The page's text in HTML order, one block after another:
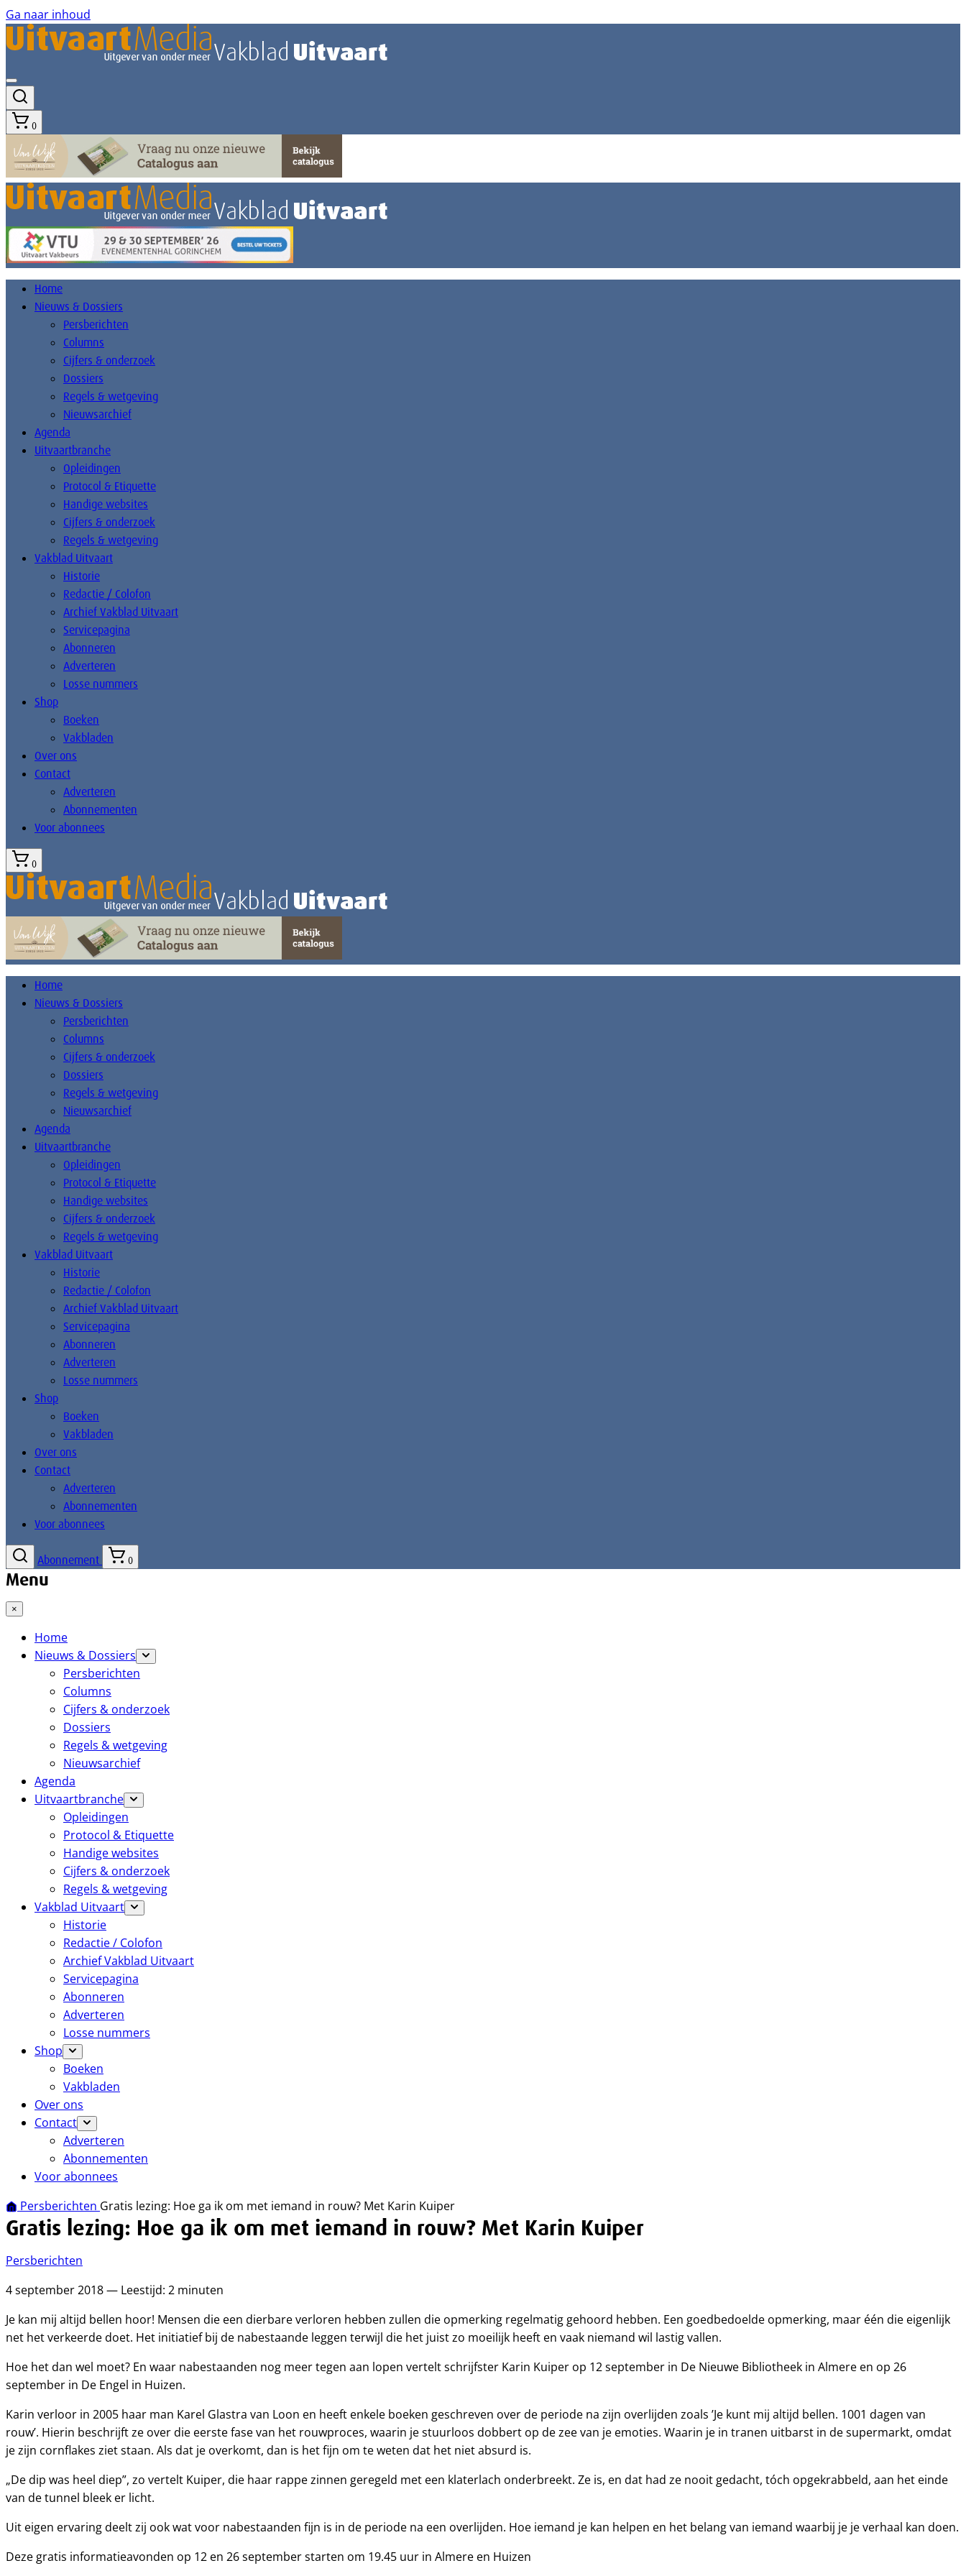
Ga naar inhoud
0
Home
Nieuws & Dossiers
Persberichten
Columns
Cijfers & onderzoek
Dossiers
Regels & wetgeving
Nieuwsarchief
Agenda
Uitvaartbranche
Opleidingen
Protocol & Etiquette
Handige websites
Cijfers & onderzoek
Regels & wetgeving
Vakblad Uitvaart
Historie
Redactie / Colofon
Archief Vakblad Uitvaart
Servicepagina
Abonneren
Adverteren
Losse nummers
Shop
Boeken
Vakbladen
Over ons
Contact
Adverteren
Abonnementen
Voor abonnees
0
Home
Nieuws & Dossiers
Persberichten
Columns
Cijfers & onderzoek
Dossiers
Regels & wetgeving
Nieuwsarchief
Agenda
Uitvaartbranche
Opleidingen
Protocol & Etiquette
Handige websites
Cijfers & onderzoek
Regels & wetgeving
Vakblad Uitvaart
Historie
Redactie / Colofon
Archief Vakblad Uitvaart
Servicepagina
Abonneren
Adverteren
Losse nummers
Shop
Boeken
Vakbladen
Over ons
Contact
Adverteren
Abonnementen
Voor abonnees
Abonnement 0
Menu
×
Home
Nieuws & Dossiers
Persberichten
Columns
Cijfers & onderzoek
Dossiers
Regels & wetgeving
Nieuwsarchief
Agenda
Uitvaartbranche
Opleidingen
Protocol & Etiquette
Handige websites
Cijfers & onderzoek
Regels & wetgeving
Vakblad Uitvaart
Historie
Redactie / Colofon
Archief Vakblad Uitvaart
Servicepagina
Abonneren
Adverteren
Losse nummers
Shop
Boeken
Vakbladen
Over ons
Contact
Adverteren
Abonnementen
Voor abonnees
Persberichten Gratis lezing: Hoe ga ik om met iemand in rouw? Met Karin Kuiper
Gratis lezing: Hoe ga ik om met iemand in rouw? Met Karin Kuiper
Persberichten
4 september 2018 — Leestijd: 2 minuten
Je kan mij altijd bellen hoor! Mensen die een dierbare verloren hebben zullen die opmerking regelmatig gehoord hebben. Een goedbedoelde opmerking, maar één die eigenlijk
net het verkeerde doet. Het initiatief bij de nabestaande leggen terwijl die het juist zo moeilijk heeft en vaak niemand wil lastig vallen.
Hoe het dan wel moet? En waar nabestaanden nog meer tegen aan lopen vertelt schrijfster Karin Kuiper op 12 september in De Nieuwe Bibliotheek in Almere en op 26
september in De Engel in Huizen.
Karin verloor in 2005 haar man Karel Glastra van Loon en heeft enkele boeken geschreven over de periode na zijn overlijden zoals ’Je kunt mij altijd bellen. 1001 dagen van
rouw’. Hierin beschrijft ze over die eerste fase van het rouwproces, waarin je stuurloos dobbert op de zee van je emoties. Waarin je in tranen uitbarst in de supermarkt, omdat
je zijn cornflakes ziet staan. Als dat je overkomt, dan is het fijn om te weten dat het niet absurd is.
„De dip was heel diep”, zo vertelt Kuiper, die haar rappe zinnen geregeld met een klaterlach onderbreekt. Ze is, en dat had ze nooit gedacht, tóch opgekrabbeld, aan het einde
van de tunnel bleek er licht.
Uit eigen ervaring deelt zij ook wat voor nabestaanden fijn is in de periode na een overlijden. Hoe iemand je kan helpen en het belang van iemand waarbij je je verhaal kan doen.
Deze gratis informatieavonden op 12 en 26 september starten om 19.45 uur in Almere en Huizen